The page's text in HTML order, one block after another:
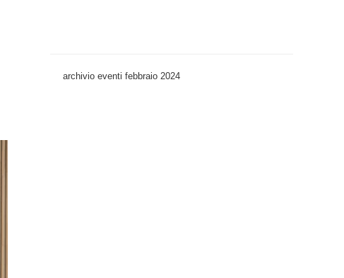
archivio eventi febbraio 2024